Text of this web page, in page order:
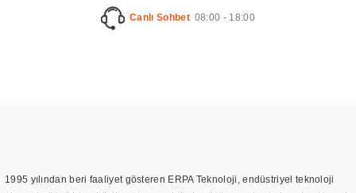
Canlı Sohbet 08:00 - 18:00
1995 yılından beri faaliyet gösteren ERPA Teknoloji, endüstriyel teknoloji